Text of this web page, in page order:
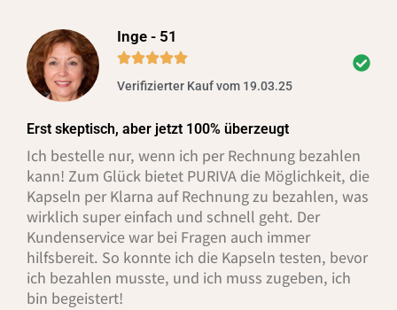
Inge - 51
Verifizierter Kauf vom 19.03.25
Erst skeptisch, aber jetzt 100% überzeugt
Ich bestelle nur, wenn ich per Rechnung bezahlen
kann! Zum Glück bietet PURIVA die Möglichkeit, die
Kapseln per Klarna auf Rechnung zu bezahlen, was
wirklich super einfach und schnell geht. Der
Kundenservice war bei Fragen auch immer
hilfsbereit. So konnte ich die Kapseln testen, bevor
ich bezahlen musste, und ich muss zugeben, ich
bin begeistert!